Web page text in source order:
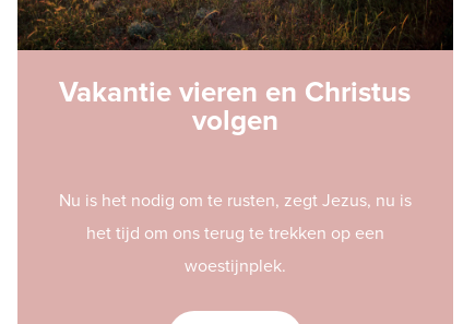
Vakantie vieren en Christus
volgen
Nu is het nodig om te rusten, zegt Jezus, nu is
het tijd om ons terug te trekken op een
woestijnplek.